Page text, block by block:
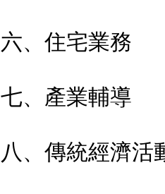
六、住宅業務
七、產業輔導
八、傳統經濟活